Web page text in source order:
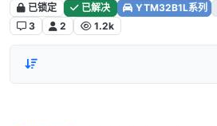
已锁定 已解决 YTM32B1L系列
3
2 1.2k